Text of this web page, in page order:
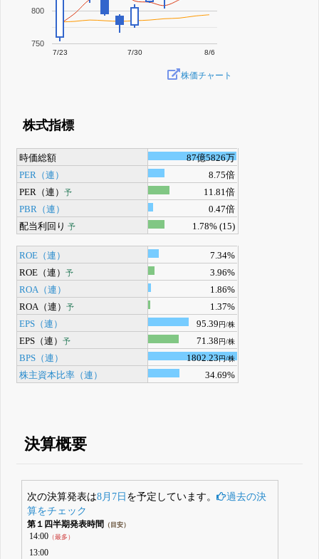
7/23 7/30 8/6
750
800
株価チャート
株式指標
時価総額
87億5826万
PER（連）
8.75倍
PER（連）予
11.81倍
PBR（連）
0.47倍
配当利回り 予 1.78% (15)
ROE（連）
7.34%
ROE（連）予
3.96%
ROA（連）
1.86%
ROA（連）予
1.37%
EPS（連）
95.39円/株
EPS（連）予 71.38円/株
BPS（連） 1802.23円/株
株主資本比率（連） 34.69%
決算概要
次の決算発表は8月7日 を予定しています。
過去の決
算をチェック
第１四半期発表時間 （目安）
14:00（最多）
13:00